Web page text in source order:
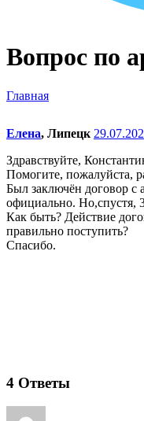
Вопрос по
Главная
Елена, Липецк
Здравствуйте,
Помогите, пожалуйста,
Был заключён договор с
официально. Но,спустя,
Как быть? Действие
правильно поступить?
Спасибо.
4 Ответы